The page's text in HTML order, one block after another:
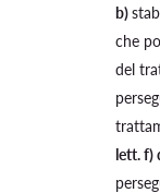
b)
che
del
lett. f)